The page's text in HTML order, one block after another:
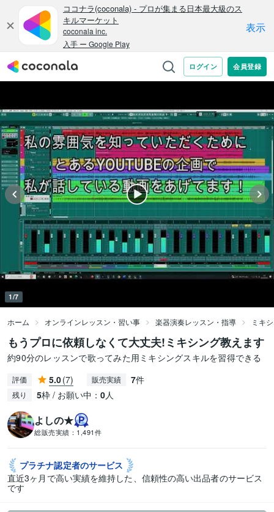
1/7
ホーム オンラインレッスン・習い事 楽器演奏レッスン・指導 ミキ
もうプロに依頼しなくて大丈夫!ミキシング教えます
約90分のレッスンで歌ってみた用ミキシングスキルを習得できる
評価 5.0(7) 販売実績 7件
残り 5枠 / お願い中： 0人
よしの★
総販売実績： 1,491件
プラチナ認定者のサービス
直近3ヶ月で高い実績を維持した、信頼性の高い出品者のサービス
です